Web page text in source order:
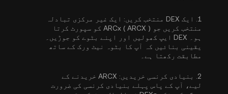
1. ایک DEX منتخب کریں:
ایک غیر مرکزی تبادلہ
منتخب کریں جو ARCx ( ARCX ) کو سپورٹ کرتا
ہو۔ DEX ایپ کھولیں اور اپنے بٹوے کو جوڑیں۔
یقینی بنائیں کہ آپ کا بٹوہ نیٹ ورک کے ساتھ
مطابقت رکھتا ہے۔
2. بنیادی کرنسی خریدیں:
ARCX خریدنے کے
لیے، آپ کے پاس پہلے بنیادی کرنسی کی ضرورت